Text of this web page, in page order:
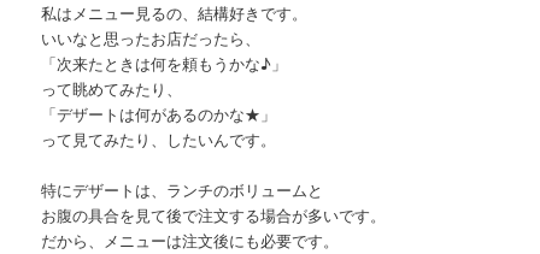
私はメニュー見るの、結構好きです。
いいなと思ったお店だったら、
「次来たときは何を頼もうかな♪」
って眺めてみたり、
「デザートは何があるのかな★」
って見てみたり、したいんです。
特にデザートは、ランチのボリュームと
お腹の具合を見て後で注文する場合が多いです。
だから、メニューは注文後にも必要です。